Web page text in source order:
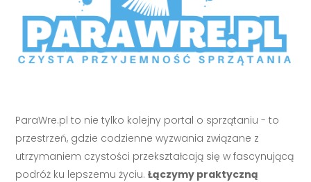
ParaWre.pl to nie tylko kolejny portal o sprzątaniu - to
przestrzeń, gdzie codzienne wyzwania związane z
utrzymaniem czystości przekształcają się w fascynującą
podróż ku lepszemu życiu.Łączymy praktyczną